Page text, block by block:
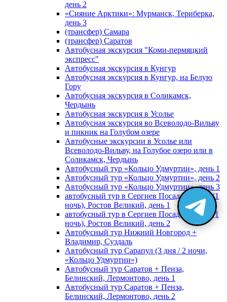
день 2
«Сияние Арктики»: Мурманск, Териберка,
день 3
(трансфер) Самара
(трансфер) Саратов
Автобусная экскурсия "Коми-пермяцкий
экспресс"
Автобусная экскурсия в Кунгур
Автобусная экскурсия в Кунгур, на Белую
Гору
Автобусная экскурсия в Соликамск,
Чердынь
Автобусная экскурсия в Усолье
Автобусная экскурсия во Всеволодо-Вильву
и пикник на Голубом озере
Автобусные экскурсии в Усолье или
Всеволодо-Вильву, на Голубое озеро или в
Соликамск, Чердынь
Автобусный тур «Кольцо Удмуртии», день 1
Автобусный тур «Кольцо Удмуртии», день 2
Автобусный тур «Кольцо Удмуртии», день 3
автобусный тур в Сергиев Посад, Москву (1
ночь), Ростов Великий, день 1
автобусный тур в Сергиев Посад, Москву (1
ночь), Ростов Великий, день 2
Автобусный тур Нижний Новгород +
Владимир, Суздаль
Автобусный тур Сарапул (3 дня / 2 ночи,
«Кольцо Удмуртии»)
Автобусный тур Саратов + Пенза,
Белинский, Лермонтово, день 1
Автобусный тур Саратов + Пенза,
Белинский, Лермонтово, день 2